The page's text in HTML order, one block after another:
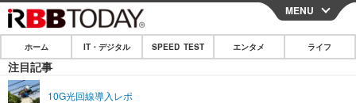
CLOSE
ホーム
IT・デジタル
MENU
ホーム IT・デジタル SPEED TEST エンタメ ライフ
注目記事
10G光回線導入レポ